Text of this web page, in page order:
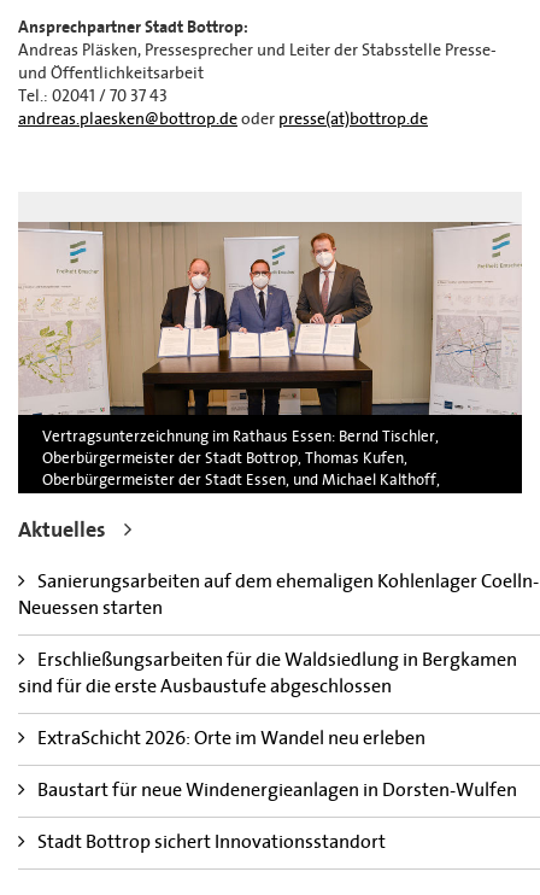
Ansprechpartner Stadt Bottrop:
Andreas Pläsken, Pressesprecher und Leiter der Stabsstelle Presse-
und Öffentlichkeitsarbeit
Tel.: 02041 / 70 37 43
andreas.plaesken@bottrop.de oder presse(at)bottrop.de
Vertragsunterzeichnung im Rathaus Essen: Bernd Tischler,
Oberbürgermeister der Stadt Bottrop, Thomas Kufen,
Oberbürgermeister der Stadt Essen, und Michael Kalthoff,
der RAG Montan Immobilien. ©Stadt Essen
Aktuelles
Sanierungsarbeiten auf dem ehemaligen Kohlenlager Coelln-
Neuessen starten
Erschließungsarbeiten für die Waldsiedlung in Bergkamen
sind für die erste Ausbaustufe abgeschlossen
ExtraSchicht 2026: Orte im Wandel neu erleben
Baustart für neue Windenergieanlagen in Dorsten-Wulfen
Stadt Bottrop sichert Innovationsstandort